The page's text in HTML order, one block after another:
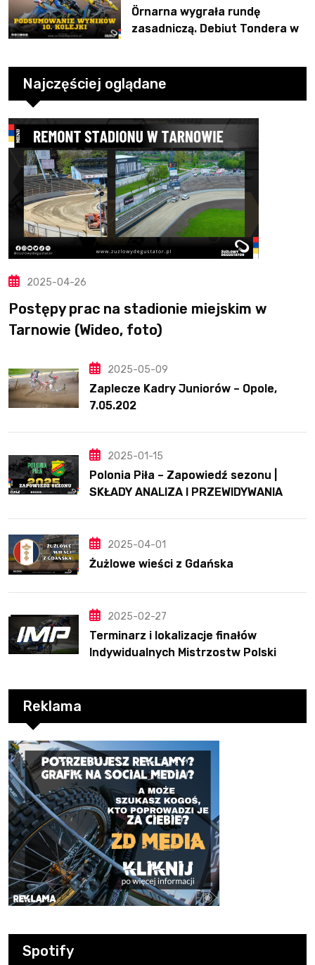
Örnarna wygrała rundę
zasadniczą. Debiut Tondera w
Najczęściej oglądane
2025-04-26
Postępy prac na stadionie miejskim w
Tarnowie (Wideo, foto)
2025-05-09
Zaplecze Kadry Juniorów – Opole,
7.05.202
2025-01-15
Polonia Piła – Zapowiedź sezonu |
SKŁADY ANALIZA I PRZEWIDYWANIA
2025-04-01
Żużlowe wieści z Gdańska
2025-02-27
Terminarz i lokalizacje finałów
Indywidualnych Mistrzostw Polski
Reklama
Spotify